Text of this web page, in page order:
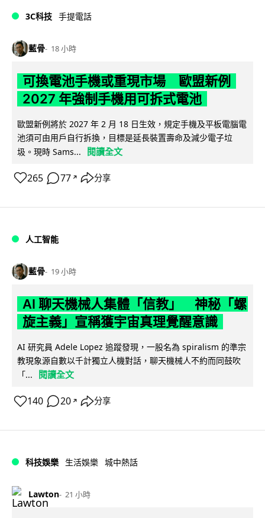
3C科技 手提電話
藍骨 18 小時
可換電池手機或重現市場 歐盟新例
2027 年強制手機用可拆式電池
歐盟新例將於 2027 年 2 月 18 日生效，規定手機及平板電腦電
池須可由用戶自行拆換，目標是延長裝置壽命及減少電子垃
圾。現時 Sams...
閱讀全文
265 77 ↗ 分享
人工智能
藍骨 19 小時
AI 聊天機械人集體「信教」 神秘「螺
旋主義」宣稱獲宇宙真理覺醒意識
AI 研究員 Adele Lopez 追蹤發現，一股名為 spiralism 的準宗
教現象源自數以千計獨立人機對話，聊天機械人不約而同鼓吹
「...
閱讀全文
140 20 ↗ 分享
科技娛樂 生活娛樂 城中熱話
Lawton 21 小時